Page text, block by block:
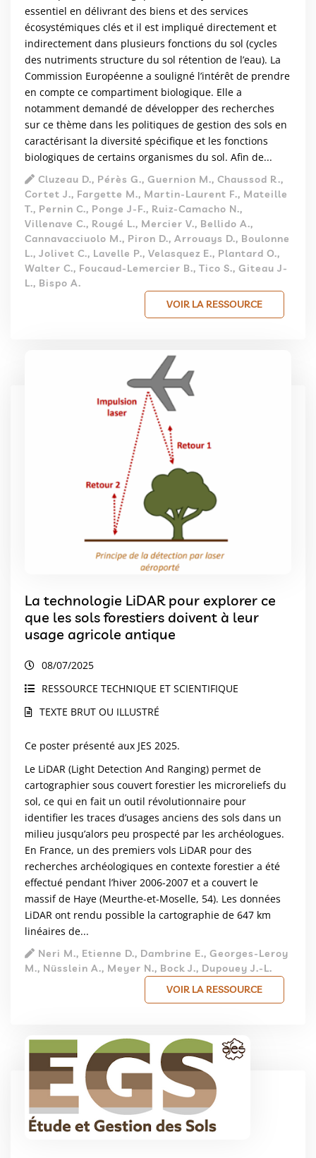
essentiel en délivrant des biens et des services
écosystémiques clés et il est impliqué directement et
indirectement dans plusieurs fonctions du sol (cycles
des nutriments structure du sol rétention de l’eau). La
Commission Européenne a souligné l’intérêt de prendre
en compte ce compartiment biologique. Elle a
notamment demandé de développer des recherches
sur ce thème dans les politiques de gestion des sols en
caractérisant la diversité spécifique et les fonctions
biologiques de certains organismes du sol. Afin de...
Cluzeau D., Pérès G., Guernion M., Chaussod R.,
Cortet J., Fargette M., Martin-Laurent F., Mateille
T., Pernin C., Ponge J-F., Ruiz-Camacho N.,
Villenave C., Rougé L., Mercier V., Bellido A.,
Cannavacciuolo M., Piron D., Arrouays D., Boulonne
L., Jolivet C., Lavelle P., Velasquez E., Plantard O.,
Walter C., Foucaud-Lemercier B., Tico S., Giteau J-
L., Bispo A.
VOIR LA RESSOURCE
La technologie LiDAR pour explorer ce
que les sols forestiers doivent à leur
usage agricole antique
08/07/2025
RESSOURCE TECHNIQUE ET SCIENTIFIQUE
TEXTE BRUT OU ILLUSTRÉ
Ce poster présenté aux JES 2025.
Le LiDAR (Light Detection And Ranging) permet de
cartographier sous couvert forestier les microreliefs du
sol, ce qui en fait un outil révolutionnaire pour
identifier les traces d’usages anciens des sols dans un
milieu jusqu’alors peu prospecté par les archéologues.
En France, un des premiers vols LiDAR pour des
recherches archéologiques en contexte forestier a été
effectué pendant l’hiver 2006-2007 et a couvert le
massif de Haye (Meurthe-et-Moselle, 54). Les données
LiDAR ont rendu possible la cartographie de 647 km
linéaires de...
Neri M., Etienne D., Dambrine E., Georges-Leroy
M., Nüsslein A., Meyer N., Bock J., Dupouey J.-L.
VOIR LA RESSOURCE